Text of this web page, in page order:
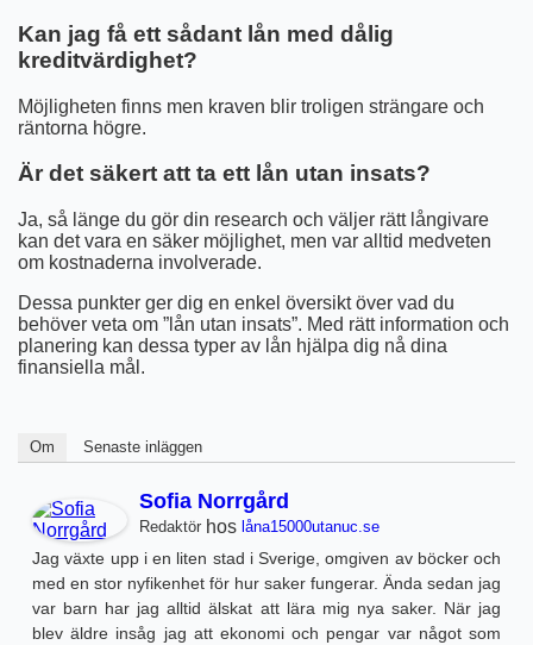
Kan jag få ett sådant lån med dålig
kreditvärdighet?
Möjligheten finns men kraven blir troligen strängare och
räntorna högre.
Är det säkert att ta ett lån utan insats?
Ja, så länge du gör din research och väljer rätt långivare
kan det vara en säker möjlighet, men var alltid medveten
om kostnaderna involverade.
Dessa punkter ger dig en enkel översikt över vad du
behöver veta om ”lån utan insats”. Med rätt information och
planering kan dessa typer av lån hjälpa dig nå dina
finansiella mål.
Om Senaste inläggen
Sofia Norrgård
Redaktör hos låna15000utanuc.se
Jag växte upp i en liten stad i Sverige, omgiven av böcker och
med en stor nyfikenhet för hur saker fungerar. Ända sedan jag
var barn har jag alltid älskat att lära mig nya saker. När jag
blev äldre insåg jag att ekonomi och pengar var något som